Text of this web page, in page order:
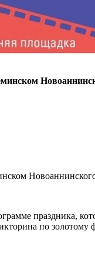
праздника,
по